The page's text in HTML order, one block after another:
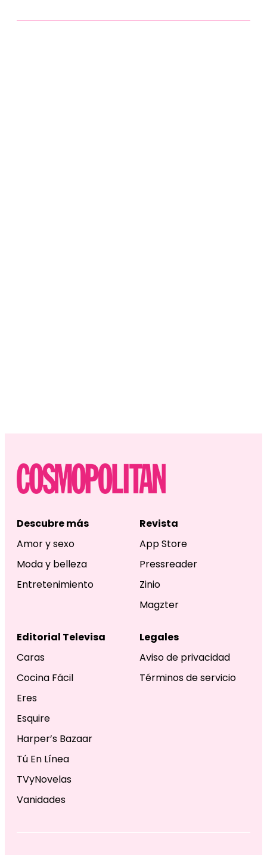
Descubre más
Amor y sexo
Moda y belleza
Entretenimiento
Revista
App Store
Pressreader
Zinio
Magzter
Editorial Televisa
Caras
Cocina Fácil
Eres
Esquire
Harper’s Bazaar
Tú En Línea
TVyNovelas
Vanidades
Legales
Aviso de privacidad
Términos de servicio